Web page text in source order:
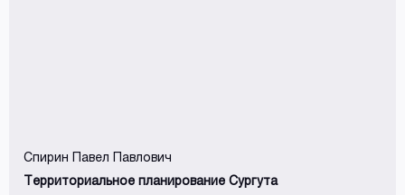
Спирин Павел Павлович
Территориальное планирование Сургута